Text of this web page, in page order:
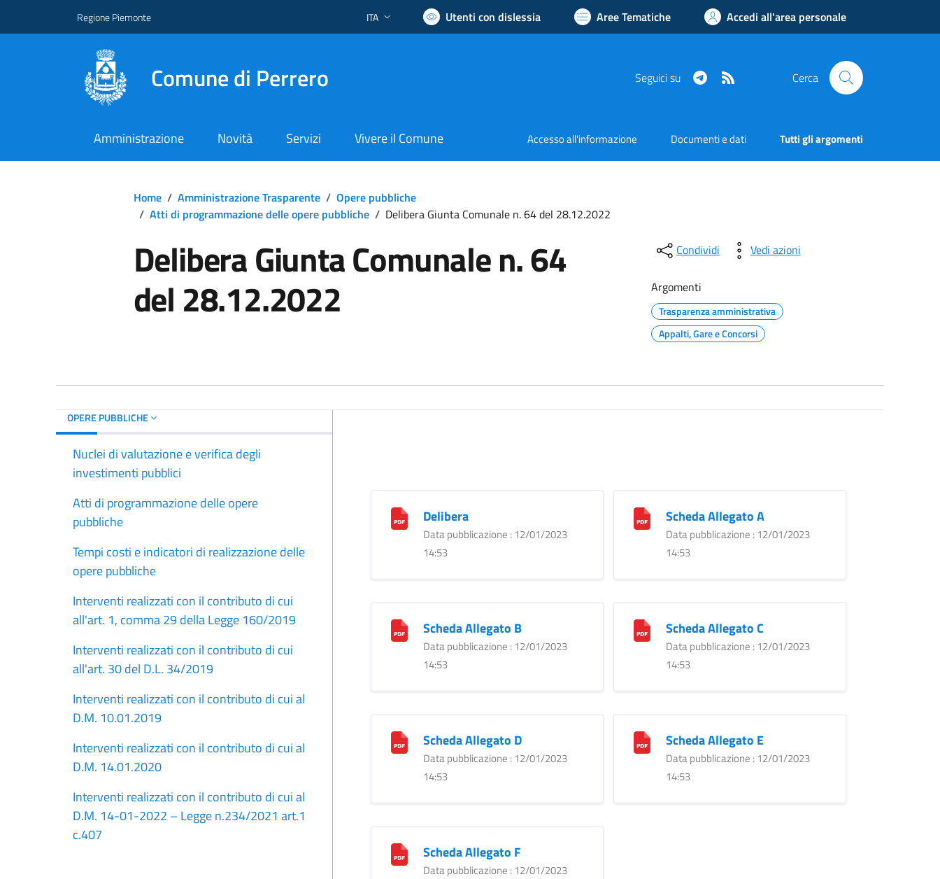
Regione Piemonte Lingua attiva:
ITA Utenti con dislessia Aree Tematiche Accedi all'area personale
Comune di Perrero Seguici su Telegram Cerca
Amministrazione Novità Servizi Vivere il Comune Accesso all'informazione Documenti e dati Tutti gli argomenti
Home / Amministrazione Trasparente / Opere pubbliche
/ Atti di programmazione delle opere pubbliche / Delibera Giunta Comunale n. 64 del 28.12.2022
Delibera Giunta Comunale n. 64
del 28.12.2022
Condividi Vedi azioni
Argomenti
Trasparenza amministrativa
Appalti, Gare e Concorsi
OPERE PUBBLICHE
Nuclei di valutazione e verifica degli
investimenti pubblici
Atti di programmazione delle opere
pubbliche
Tempi costi e indicatori di realizzazione delle
opere pubbliche
Interventi realizzati con il contributo di cui
all'art. 1, comma 29 della Legge 160/2019
Interventi realizzati con il contributo di cui
all'art. 30 del D.L. 34/2019
Interventi realizzati con il contributo di cui al
D.M. 10.01.2019
Interventi realizzati con il contributo di cui al
D.M. 14.01.2020
Interventi realizzati con il contributo di cui al
D.M. 14-01-2022 – Legge n.234/2021 art.1
c.407
Delibera
Data pubblicazione : 12/01/2023
14:53
Scheda Allegato A
Data pubblicazione : 12/01/2023
14:53
Scheda Allegato B
Data pubblicazione : 12/01/2023
14:53
Scheda Allegato C
Data pubblicazione : 12/01/2023
14:53
Scheda Allegato D
Data pubblicazione : 12/01/2023
14:53
Scheda Allegato E
Data pubblicazione : 12/01/2023
14:53
Scheda Allegato F
Data pubblicazione : 12/01/2023